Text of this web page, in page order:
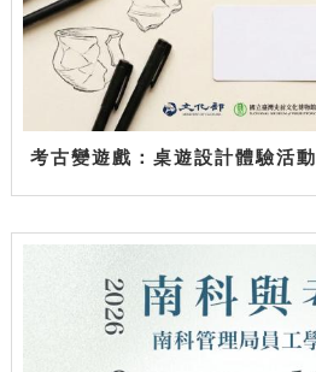
考古變遊戲：桌遊設計體驗活動